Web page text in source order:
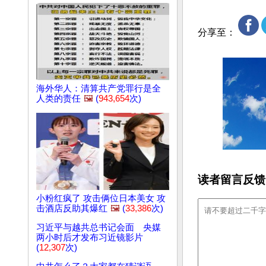
海外华人：清算共产党罪行是全
人类的责任 🖼️ (943,654次)
小粉红疯了 攻击俩位日本美女 攻
击酒店反助其爆红 🖼️ (33,386次)
习近平与越共总书记会面 央媒
两小时后才发布习近镜影片
(12,307次)
分享至：
读者留言反